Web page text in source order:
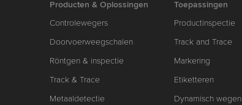
Producten & Oplossingen
Controlewegers
Doorvoerweegschalen
Röntgen & inspectie
Track & Trace
Metaaldetectie
Toepassingen
Productinspectie
Track and Trace
Markering
Etiketteren
Dynamisch wegen